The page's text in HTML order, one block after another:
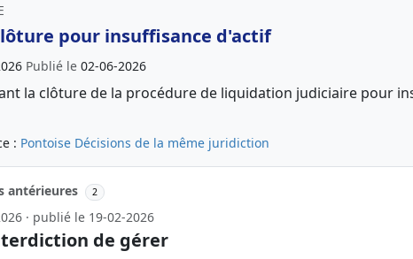
pour insuffisance d'actif
Publié le 02-06-2026
la clôture de la procédure de liquidation judiciaire pour
: Pontoise Décisions de la même juridiction
antérieures 2
· publié le 19-02-2026
de gérer